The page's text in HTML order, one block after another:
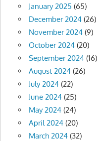
January 2025 (65)
December 2024(26)
November 2024(9)
October 2024(20)
September 2024(16)
August 2024(26)
July 2024(22)
June 2024(25)
May 2024(24)
April 2024(20)
March 2024(32)